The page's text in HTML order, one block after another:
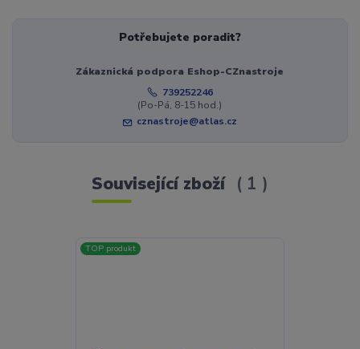
Potřebujete poradit?
Zákaznická podpora Eshop-CZnastroje
739252246
(Po-Pá, 8-15 hod.)
cznastroje@atlas.cz
Související zboží 1
TOP produkt